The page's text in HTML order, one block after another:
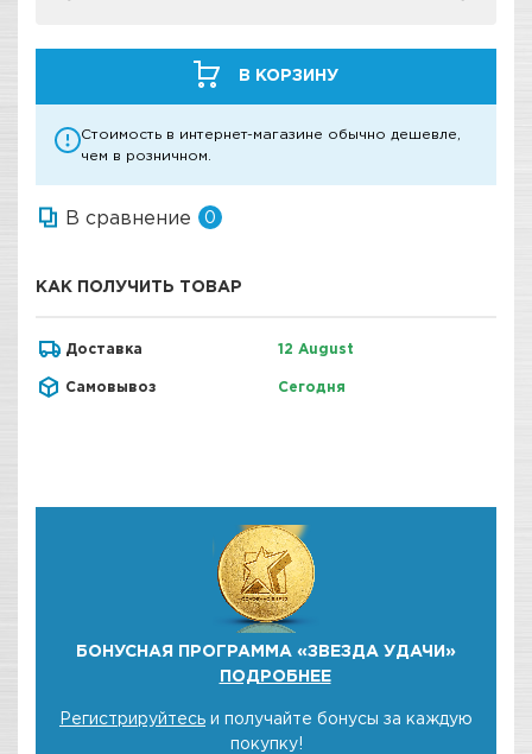
В КОРЗИНУ
Стоимость в интернет-магазине обычно дешевле,
чем в розничном.
В сравнение 0
КАК ПОЛУЧИТЬ ТОВАР
Доставка 12 August
Самовывоз Сегодня
БОНУСНАЯ ПРОГРАММА «ЗВЕЗДА УДАЧИ»
ПОДРОБНЕЕ
Регистрируйтесь и получайте бонусы за каждую
покупку!